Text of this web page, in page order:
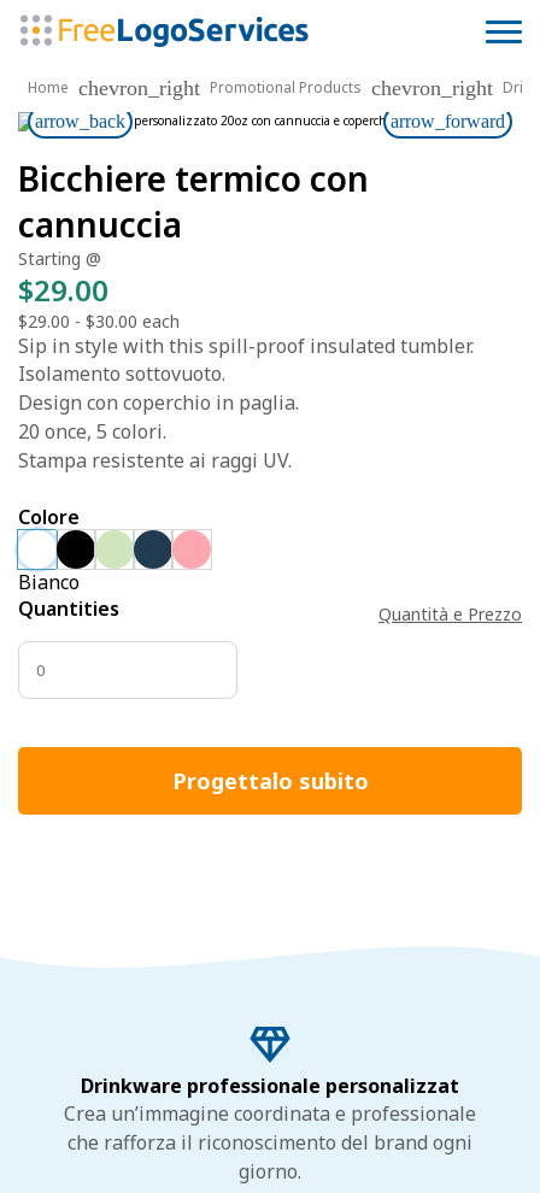
Home chevron_right Promotional Products chevron_right
arrow_back
arrow_forward
Bicchiere termico con
cannuccia
Starting @
$29.00
$29.00 - $30.00 each
Sip in style with this spill-proof insulated tumbler.
Isolamento sottovuoto.
Design con coperchio in paglia.
20 once, 5 colori.
Stampa resistente ai raggi UV.
Colore
Bianco
Quantities
Quantità e Prezzo
Progettalo subito
Drinkware professionale personalizzat
Crea un’immagine coordinata e professionale
che rafforza il riconoscimento del brand ogni
giorno.